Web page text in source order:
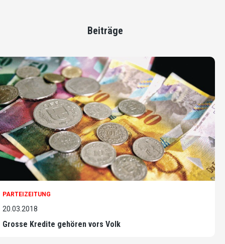
Beiträge
PARTEIZEITUNG
20.03.2018
Grosse Kredite gehören vors Volk